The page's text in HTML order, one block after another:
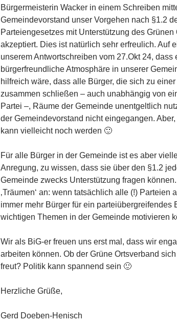
Bürgermeisterin Wacker in einem Schreiben
Gemeindevorstand unser Vorgehen nach §1.2
Parteiengesetzes mit Unterstützung des Grünen
akzeptiert. Dies ist natürlich sehr erfreulich. Auf
unserem Antwortschreiben vom 27.Okt 24, dass
bürgerfreundliche Atmosphäre in unserer
hilfreich wäre, dass alle Bürger, die sich zu
zusammen schließen – auch unabhängig von
Partei –, Räume der Gemeinde unentgeltlich
der Gemeindevorstand nicht eingegangen.
kann vielleicht noch werden 🙂
Für alle Bürger in der Gemeinde ist es aber
Anregung, zu wissen, dass sie über den §1.2
Gemeinde zwecks Unterstützung fragen
‚Träumen‘ an: wenn tatsächlich alle (!) Parteien
immer mehr Bürger für ein parteiübergreifendes
wichtigen Themen in der Gemeinde motivieren
Wir als BiG-er freuen uns erst mal, dass wir
arbeiten können. Ob der Grüne Ortsverband
freut? Politik kann spannend sein 🙂
Herzliche Grüße,
Gerd Doeben-Henisch